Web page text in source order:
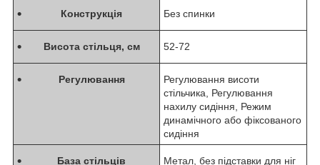
Конструкція Без спинки
Висота стільця, см 52-72
Регулювання
Регулювання висоти
стільчика, Регулювання
нахилу сидіння, Режим
динамічного або фіксованого
сидіння
База стільців Метал, без підставки для ніг